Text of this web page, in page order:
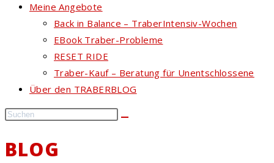
Meine Angebote
Back in Balance – TraberIntensiv-Wochen
EBook Traber-Probleme
RESET RIDE
Traber-Kauf – Beratung für Unentschlossene
Über den TRABERBLOG
BLOG